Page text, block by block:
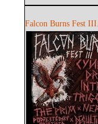
Falcon Burns Fest III.